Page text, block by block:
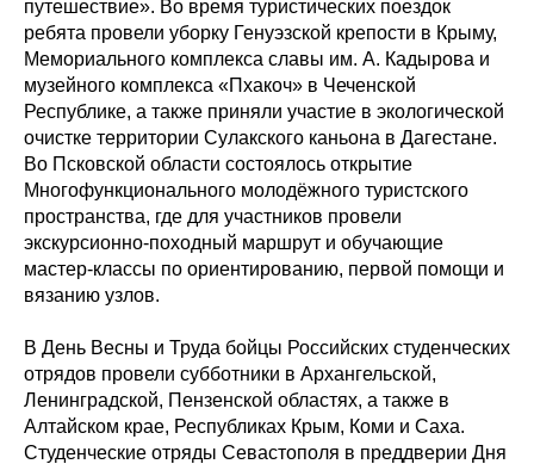
путешествие». Во время туристических поездок
ребята провели уборку Генуэзской крепости в Крыму,
Мемориального комплекса славы им. А. Кадырова и
музейного комплекса «Пхакоч» в Чеченской
Республике, а также приняли участие в экологической
очистке территории Сулакского каньона в Дагестане.
Во Псковской области состоялось открытие
Многофункционального молодёжного туристского
пространства, где для участников провели
экскурсионно-походный маршрут и обучающие
мастер-классы по ориентированию, первой помощи и
вязанию узлов.
В День Весны и Труда бойцы Российских студенческих
отрядов провели субботники в Архангельской,
Ленинградской, Пензенской областях, а также в
Алтайском крае, Республиках Крым, Коми и Саха.
Студенческие отряды Севастополя в преддверии Дня